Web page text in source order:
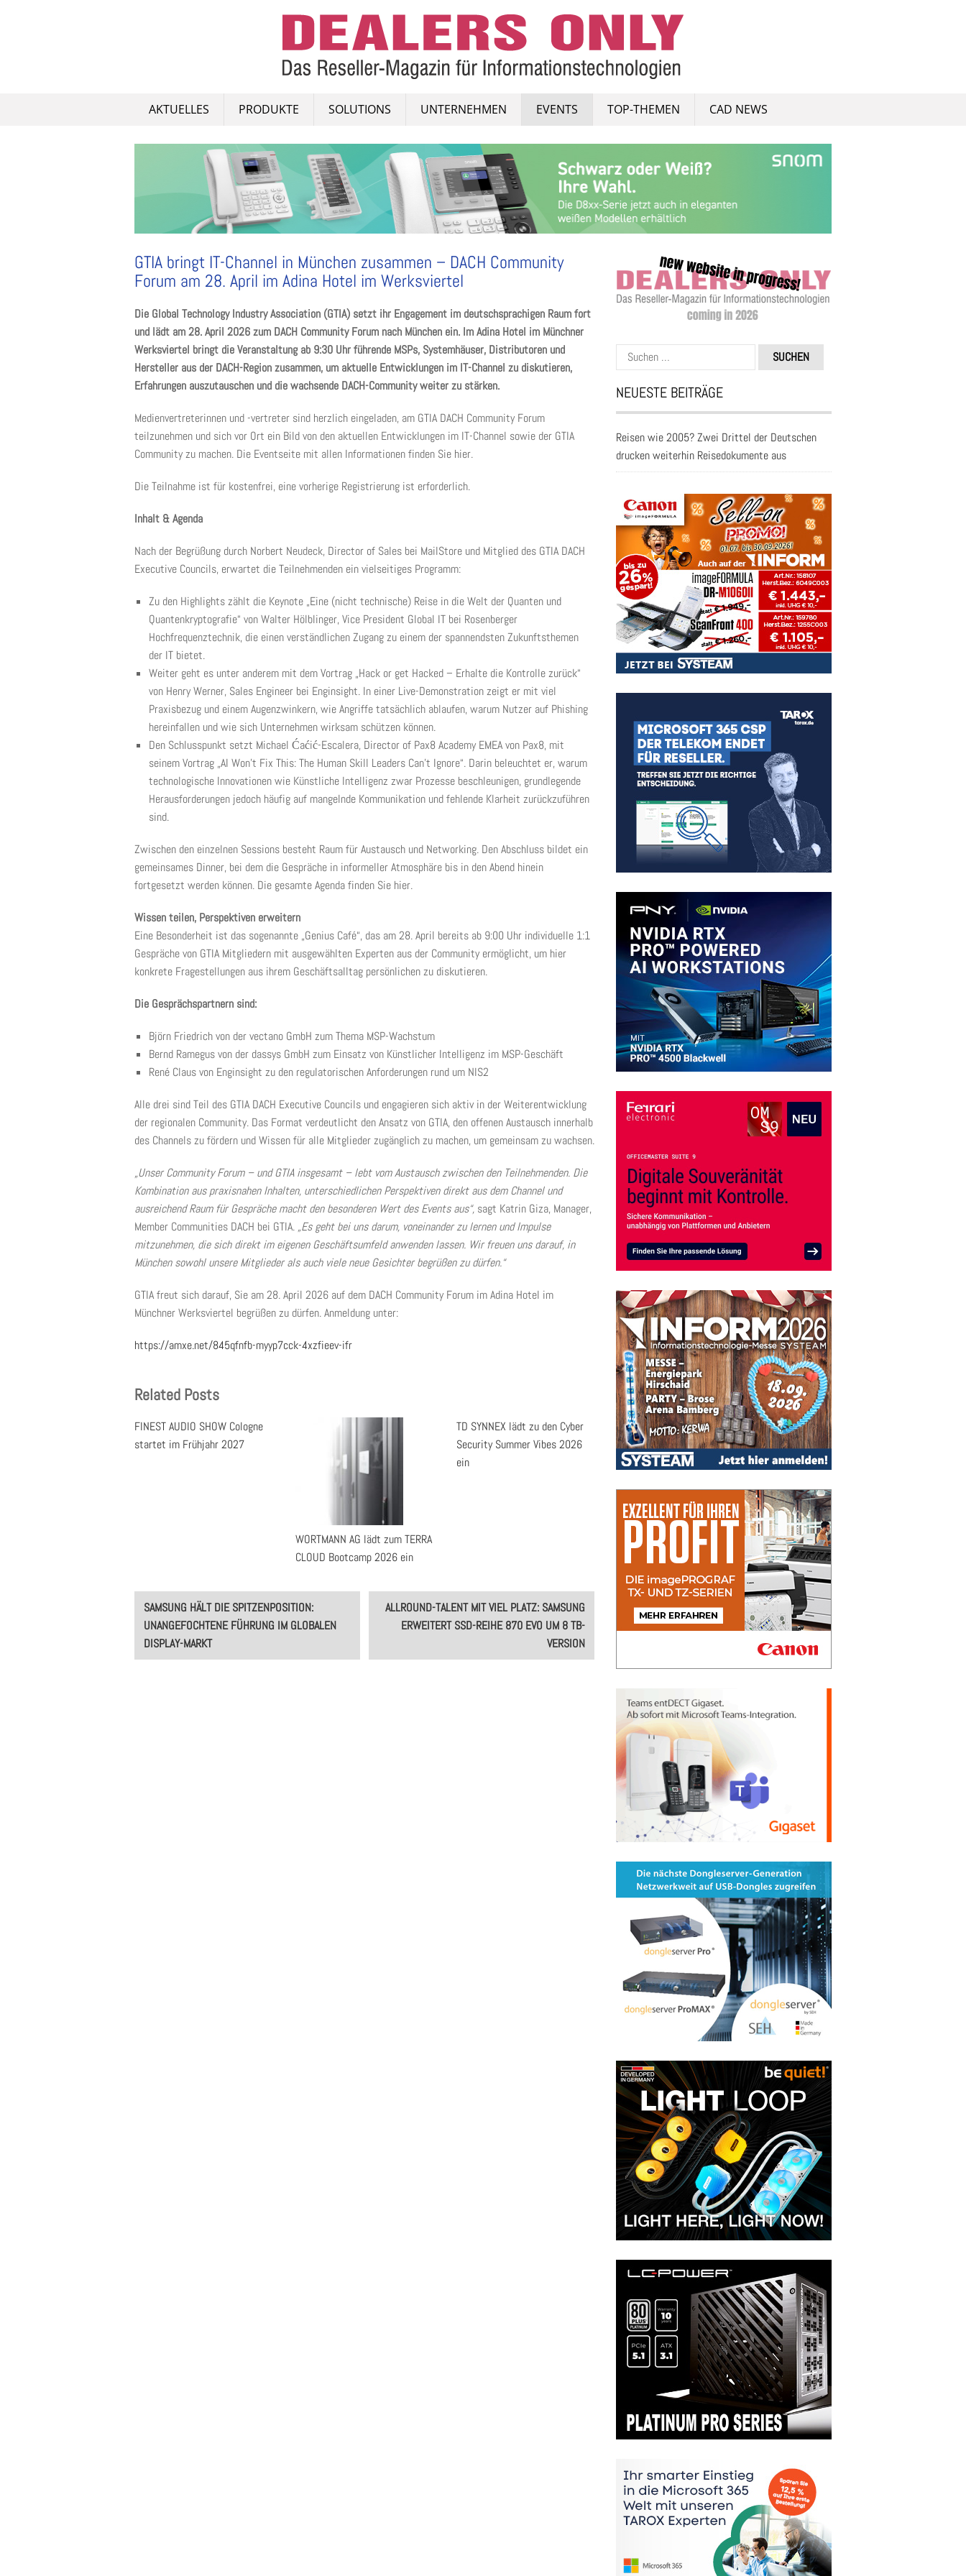
AKTUELLES PRODUKTE SOLUTIONS UNTERNEHMEN EVENTS TOP-THEMEN CAD NEWS
GTIA bringt IT-Channel in München zusammen – DACH Community
Forum am 28. April im Adina Hotel im Werksviertel
Die Global Technology Industry Association (GTIA) setzt ihr Engagement im deutschsprachigen Raum fort
und lädt am 28. April 2026 zum DACH Community Forum nach München ein. Im Adina Hotel im Münchner
Werksviertel bringt die Veranstaltung ab 9:30 Uhr führende MSPs, Systemhäuser, Distributoren und
Hersteller aus der DACH-Region zusammen, um aktuelle Entwicklungen im IT-Channel zu diskutieren,
Erfahrungen auszutauschen und die wachsende DACH-Community weiter zu stärken.
Medienvertreterinnen und -vertreter sind herzlich eingeladen, am GTIA DACH Community Forum
teilzunehmen und sich vor Ort ein Bild von den aktuellen Entwicklungen im IT-Channel sowie der GTIA
Community zu machen. Die Eventseite mit allen Informationen finden Sie hier.
Die Teilnahme ist für kostenfrei, eine vorherige Registrierung ist erforderlich.
Inhalt & Agenda
Nach der Begrüßung durch Norbert Neudeck, Director of Sales bei MailStore und Mitglied des GTIA DACH
Executive Councils, erwartet die Teilnehmenden ein vielseitiges Programm:
Zu den Highlights zählt die Keynote „Eine (nicht technische) Reise in die Welt der Quanten und
Quantenkryptografie“ von Walter Hölblinger, Vice President Global IT bei Rosenberger
Hochfrequenztechnik, die einen verständlichen Zugang zu einem der spannendsten Zukunftsthemen
der IT bietet.
Weiter geht es unter anderem mit dem Vortrag „Hack or get Hacked – Erhalte die Kontrolle zurück“
von Henry Werner, Sales Engineer bei Enginsight. In einer Live-Demonstration zeigt er mit viel
Praxisbezug und einem Augenzwinkern, wie Angriffe tatsächlich ablaufen, warum Nutzer auf Phishing
hereinfallen und wie sich Unternehmen wirksam schützen können.
Den Schlusspunkt setzt Michael Ćaćić-Escalera, Director of Pax8 Academy EMEA von Pax8, mit
seinem Vortrag „AI Won’t Fix This: The Human Skill Leaders Can’t Ignore“. Darin beleuchtet er, warum
technologische Innovationen wie Künstliche Intelligenz zwar Prozesse beschleunigen, grundlegende
Herausforderungen jedoch häufig auf mangelnde Kommunikation und fehlende Klarheit zurückzuführen
sind.
Zwischen den einzelnen Sessions besteht Raum für Austausch und Networking. Den Abschluss bildet ein
gemeinsames Dinner, bei dem die Gespräche in informeller Atmosphäre bis in den Abend hinein
fortgesetzt werden können. Die gesamte Agenda finden Sie hier.
Wissen teilen, Perspektiven erweitern
Eine Besonderheit ist das sogenannte „Genius Café“, das am 28. April bereits ab 9:00 Uhr individuelle 1:1
Gespräche von GTIA Mitgliedern mit ausgewählten Experten aus der Community ermöglicht, um hier
konkrete Fragestellungen aus ihrem Geschäftsalltag persönlichen zu diskutieren.
Die Gesprächspartnern sind:
Björn Friedrich von der vectano GmbH zum Thema MSP-Wachstum
Bernd Ramegus von der dassys GmbH zum Einsatz von Künstlicher Intelligenz im MSP-Geschäft
René Claus von Enginsight zu den regulatorischen Anforderungen rund um NIS2
Alle drei sind Teil des GTIA DACH Executive Councils und engagieren sich aktiv in der Weiterentwicklung
der regionalen Community. Das Format verdeutlicht den Ansatz von GTIA, den offenen Austausch innerhalb
des Channels zu fördern und Wissen für alle Mitglieder zugänglich zu machen, um gemeinsam zu wachsen.
„Unser Community Forum – und GTIA insgesamt – lebt vom Austausch zwischen den Teilnehmenden. Die
Kombination aus praxisnahen Inhalten, unterschiedlichen Perspektiven direkt aus dem Channel und
ausreichend Raum für Gespräche macht den besonderen Wert des Events aus“, sagt Katrin Giza, Manager,
Member Communities DACH bei GTIA. „Es geht bei uns darum, voneinander zu lernen und Impulse
mitzunehmen, die sich direkt im eigenen Geschäftsumfeld anwenden lassen. Wir freuen uns darauf, in
München sowohl unsere Mitglieder als auch viele neue Gesichter begrüßen zu dürfen.“
GTIA freut sich darauf, Sie am 28. April 2026 auf dem DACH Community Forum im Adina Hotel im
Münchner Werksviertel begrüßen zu dürfen. Anmeldung unter:
https://amxe.net/845qfnfb-myyp7cck-4xzfieev-ifr
Related Posts
FINEST AUDIO SHOW Cologne
startet im Frühjahr 2027
WORTMANN AG lädt zum TERRA
CLOUD Bootcamp 2026 ein
TD SYNNEX lädt zu den Cyber
Security Summer Vibes 2026
ein
Post
navigation
SAMSUNG HÄLT DIE SPITZENPOSITION:
UNANGEFOCHTENE FÜHRUNG IM GLOBALEN
DISPLAY-MARKT
ALLROUND-TALENT MIT VIEL PLATZ: SAMSUNG
ERWEITERT SSD-REIHE 870 EVO UM 8 TB-
VERSION
Suchen
nach:
NEUESTE BEITRÄGE
Reisen wie 2005? Zwei Drittel der Deutschen
drucken weiterhin Reisedokumente aus